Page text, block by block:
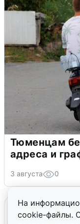
На
cookie-файлы.
Тюменцам
адреса и
3 августа 0